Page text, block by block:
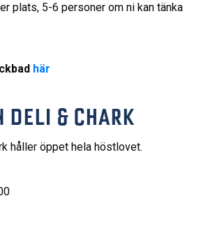
plats, 5-6 personer om ni kan tänka
här
DELI & CHARK
håller öppet hela höstlovet.